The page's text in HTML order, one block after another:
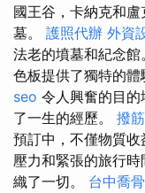
國王谷，卡納克和
墓。 護照代辦 外資
法老的墳墓和紀念
色板提供了獨特的體
seo 令人興奮的目
了一生的經歷。 撥
預訂中，不僅物質
壓力和緊張的旅行
織了一切。 台中喬